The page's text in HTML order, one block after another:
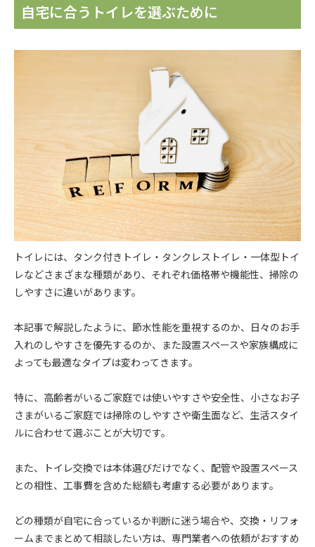
自宅に合うトイレを選ぶために
トイレには、タンク付きトイレ・タンクレストイレ・一体型トイ
レなどさまざまな種類があり、それぞれ価格帯や機能性、掃除の
しやすさに違いがあります。
本記事で解説したように、節水性能を重視するのか、日々のお手
入れのしやすさを優先するのか、また設置スペースや家族構成に
よっても最適なタイプは変わってきます。
特に、高齢者がいるご家庭では使いやすさや安全性、小さなお子
さまがいるご家庭では掃除のしやすさや衛生面など、生活スタイ
ルに合わせて選ぶことが大切です。
また、トイレ交換では本体選びだけでなく、配管や設置スペース
との相性、工事費を含めた総額も考慮する必要があります。
どの種類が自宅に合っているか判断に迷う場合や、交換・リフォ
ームまでまとめて相談したい方は、専門業者への依頼がおすすめ